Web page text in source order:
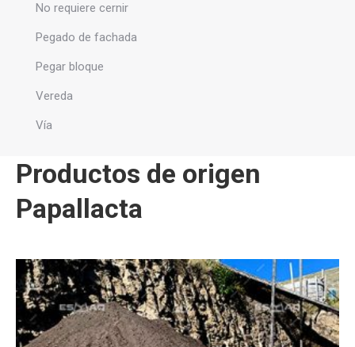
No requiere cernir
Pegado de fachada
Pegar bloque
Vereda
Vía
Productos de origen
Papallacta